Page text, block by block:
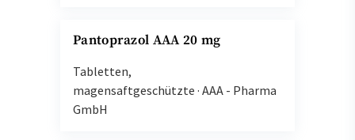
Pantoprazol AAA 20 mg
Tabletten,
magensaftgeschützte · AAA - Pharma
GmbH